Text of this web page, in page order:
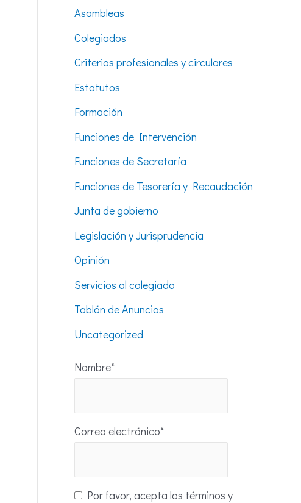
Asambleas
Colegiados
Criterios profesionales y circulares
Estatutos
Formación
Funciones de Intervención
Funciones de Secretaría
Funciones de Tesorería y Recaudación
Junta de gobierno
Legislación y Jurisprudencia
Opinión
Servicios al colegiado
Tablón de Anuncios
Uncategorized
Nombre*
Correo electrónico*
Por favor, acepta los términos y